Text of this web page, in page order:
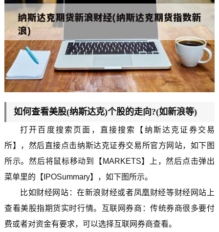
如何查看美股(纳斯达克)个股的走向?(如新浪等)
打开百度搜索页面，直接搜索【纳斯达克证券交易
所】，然后直接点击纳斯达克证券交易所官方网站，如下图
所示。然后将鼠标移动到【MARKETS】上，然后点击弹出
菜单里的【IPOSummary】，如下图所示。
比如财经网站：在新浪财经或者凤凰财经等财经网站上
查看美股指期货实时行情。互联网券商：传统券商很多要付
费或者对资金有要求，可以选择互联网券商查看。